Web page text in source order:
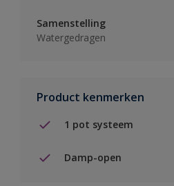
Samenstelling
Watergedragen
Product kenmerken
1 pot systeem
Damp-open